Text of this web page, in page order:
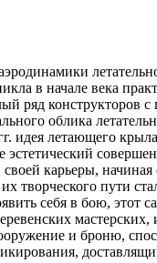
в начале века
ряд конструкторов
облика
идея летающего
карьеры,
творческого пути
себя в бою, этот
и броню,